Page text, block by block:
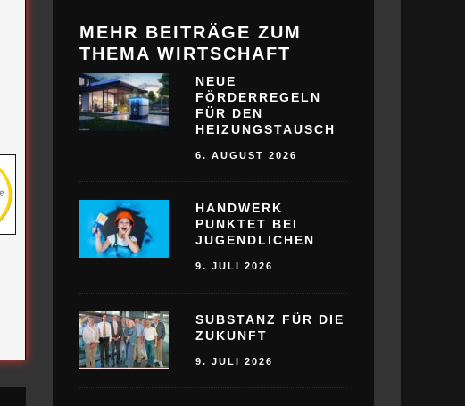
MEHR BEITRÄGE ZUM
THEMA WIRTSCHAFT
NEUE
FÖRDERREGELN
FÜR DEN
HEIZUNGSTAUSCH
6. AUGUST 2026
HANDWERK
PUNKTET BEI
JUGENDLICHEN
9. JULI 2026
SUBSTANZ FÜR DIE
ZUKUNFT
9. JULI 2026